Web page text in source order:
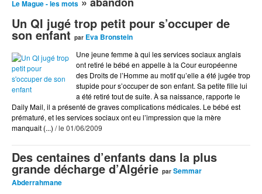
À la Une
Archives
Arts
BD
Blog Actu
Chroniques DVD
Cinéma
Coup de Coeur
Coup de Pique
Coup de Pompe
Le Mague - les mots
Un QI jugé trop petit pour s’occuper de
son enfant par Eva Bronstein
Une jeune femme à qui les services sociaux anglais
ont retiré le bébé en appelle à la Cour européenne
des Droits de l’Homme au motif qu’elle a été jugée trop
stupide pour s’occuper de son enfant. Sa petite fille lui
a été retiré tout de suite. À sa naissance, rapporte le
Daily Mail, il a présenté de graves complications médicales. Le bébé est
prématuré, et les services sociaux ont eu l’impression que la mère
manquait (...) / le 01/06/2009
Des centaines d’enfants dans la plus
grande décharge d’Algérie par Semmar
Abderrahmane